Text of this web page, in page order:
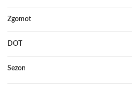
Zgomot
DOT
Sezon